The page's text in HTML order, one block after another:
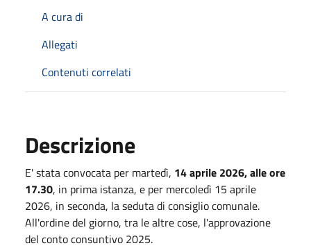
A cura di
Allegati
Contenuti correlati
Descrizione
E' stata convocata per martedì, 14 aprile 2026, alle ore
17.30, in prima istanza, e per mercoledì 15 aprile
2026, in seconda, la seduta di consiglio comunale.
All'ordine del giorno, tra le altre cose, l'approvazione
del conto consuntivo 2025.